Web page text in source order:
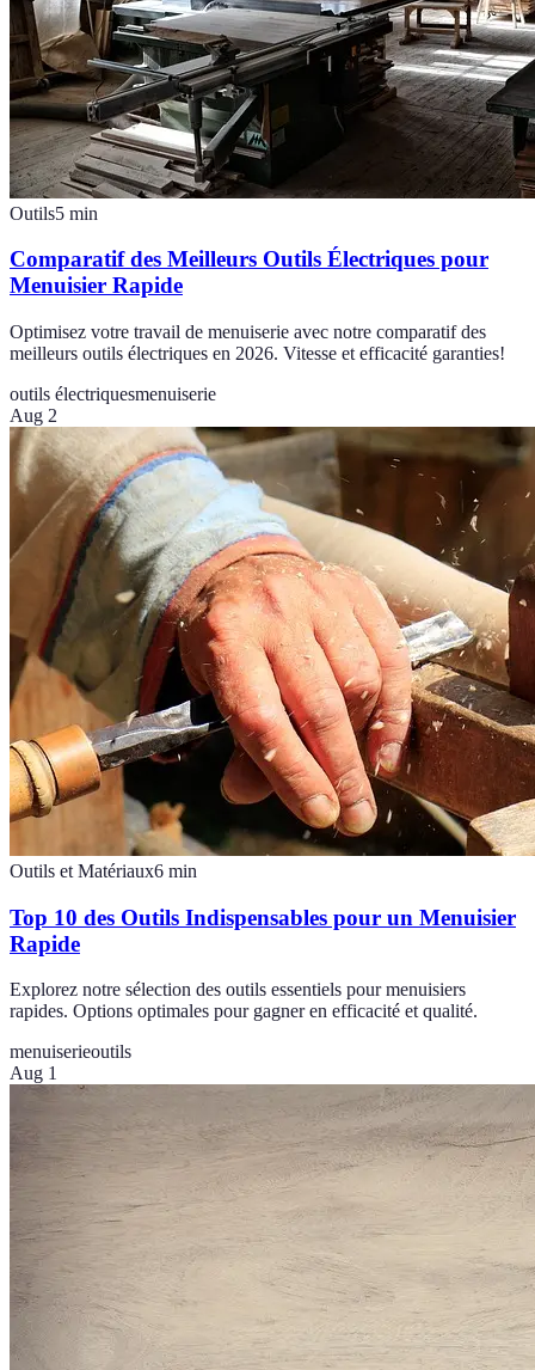
Outils5 min
Comparatif des Meilleurs Outils Électriques pour
Menuisier Rapide
Optimisez votre travail de menuiserie avec notre comparatif des
meilleurs outils électriques en 2026. Vitesse et efficacité garanties!
outils électriquesmenuiserie
Aug 2
Outils et Matériaux6 min
Top 10 des Outils Indispensables pour un Menuisier
Rapide
Explorez notre sélection des outils essentiels pour menuisiers
rapides. Options optimales pour gagner en efficacité et qualité.
menuiserieoutils
Aug 1